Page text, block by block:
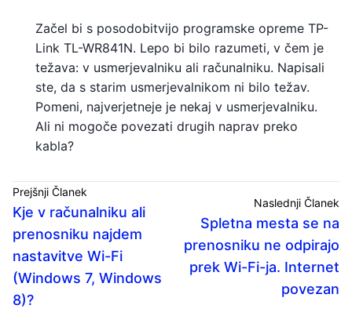
Začel bi s posodobitvijo programske opreme TP-
Link TL-WR841N. Lepo bi bilo razumeti, v čem je
težava: v usmerjevalniku ali računalniku. Napisali
ste, da s starim usmerjevalnikom ni bilo težav.
Pomeni, najverjetneje je nekaj v usmerjevalniku.
Ali ni mogoče povezati drugih naprav preko
kabla?
Prejšnji Članek
Kje v računalniku ali
prenosniku najdem
nastavitve Wi-Fi
(Windows 7, Windows
8)?
Naslednji Članek
Spletna mesta se na
prenosniku ne odpirajo
prek Wi-Fi-ja. Internet
povezan